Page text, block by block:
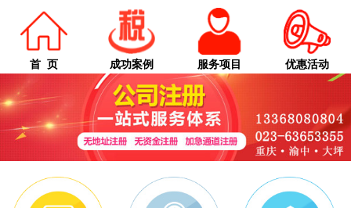
首 页 成功案例 服务项目 优惠活动